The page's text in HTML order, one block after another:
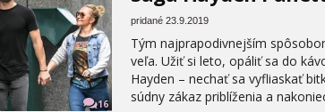
16
pridané 23.9.2019
Tým najprapodivnejším
veľa. Užiť si leto, opáliť sa do
Hayden – nechať sa vyfliaskať
súdny zákaz priblíženia a